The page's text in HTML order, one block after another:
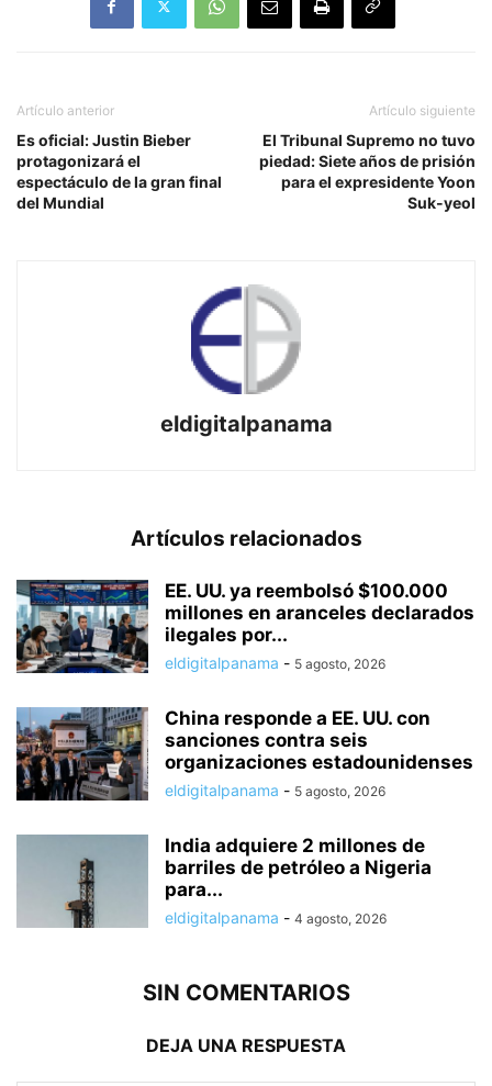
Artículo anterior
Es oficial: Justin Bieber
protagonizará el
espectáculo de la gran final
del Mundial
Artículo siguiente
El Tribunal Supremo no tuvo
piedad: Siete años de prisión
para el expresidente Yoon
Suk-yeol
eldigitalpanama
Artículos relacionados
EE. UU. ya reembolsó $100.000
millones en aranceles declarados
ilegales por...
eldigitalpanama - 5 agosto, 2026
China responde a EE. UU. con
sanciones contra seis
organizaciones estadounidenses
eldigitalpanama - 5 agosto, 2026
India adquiere 2 millones de
barriles de petróleo a Nigeria
para...
eldigitalpanama - 4 agosto, 2026
SIN COMENTARIOS
DEJA UNA RESPUESTA